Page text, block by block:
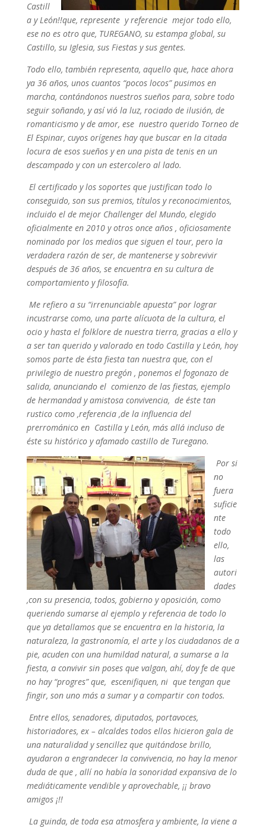
Castill
a y León!!que, represente y referencie mejor todo ello,
ese no es otro que, TUREGANO, su estampa global, su
Castillo, su Iglesia, sus Fiestas y sus gentes.
Todo ello, también representa, aquello que, hace ahora
ya 36 años, unos cuantos “pocos locos” pusimos en
marcha, contándonos nuestros sueños para, sobre todo
seguir soñando, y así vió la luz, rociado de ilusión, de
romanticismo y de amor, ese nuestro querido Torneo de
El Espinar, cuyos orígenes hay que buscar en la citada
locura de esos sueños y en una pista de tenis en un
descampado y con un estercolero al lado.
El certificado y los soportes que justifican todo lo
conseguido, son sus premios, títulos y reconocimientos,
incluido el de mejor Challenger del Mundo, elegido
oficialmente en 2010 y otros once años , oficiosamente
nominado por los medios que siguen el tour, pero la
verdadera razón de ser, de mantenerse y sobrevivir
después de 36 años, se encuentra en su cultura de
comportamiento y filosofía.
Me refiero a su “irrenunciable apuesta” por lograr
incustrarse como, una parte alícuota de la cultura, el
ocio y hasta el folklore de nuestra tierra, gracias a ello y
a ser tan querido y valorado en todo Castilla y León, hoy
somos parte de ésta fiesta tan nuestra que, con el
privilegio de nuestro pregón , ponemos el fogonazo de
salida, anunciando el comienzo de las fiestas, ejemplo
de hermandad y amistosa convivencia, de éste tan
rustico como ,referencia ,de la influencia del
prerrománico en Castilla y León, más allá incluso de
éste su histórico y afamado castillo de Turegano.
Por si
no
fuera
suficie
nte
todo
ello,
las
autori
dades
,con su presencia, todos, gobierno y oposición, como
queriendo sumarse al ejemplo y referencia de todo lo
que ya detallamos que se encuentra en la historia, la
naturaleza, la gastronomía, el arte y los ciudadanos de a
pie, acuden con una humildad natural, a sumarse a la
fiesta, a convivir sin poses que valgan, ahí, doy fe de que
no hay “progres” que, escenifiquen, ni que tengan que
fingir, son uno más a sumar y a compartir con todos.
Entre ellos, senadores, diputados, portavoces,
historiadores, ex – alcaldes todos ellos hicieron gala de
una naturalidad y sencillez que quitándose brillo,
ayudaron a engrandecer la convivencia, no hay la menor
duda de que , allí no había la sonoridad expansiva de lo
mediáticamente vendible y aprovechable, ¡¡ bravo
amigos ¡!!
La guinda, de toda esa atmosfera y ambiente, la viene a